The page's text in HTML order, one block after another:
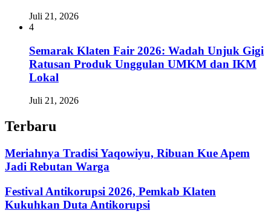
Juli 21, 2026
4
Semarak Klaten Fair 2026: Wadah Unjuk Gigi
Ratusan Produk Unggulan UMKM dan IKM
Lokal
Juli 21, 2026
Terbaru
Meriahnya Tradisi Yaqowiyu, Ribuan Kue Apem
Jadi Rebutan Warga
Festival Antikorupsi 2026, Pemkab Klaten
Kukuhkan Duta Antikorupsi